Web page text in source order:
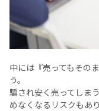
中には『売ってもその
う。
騙され安く売ってしま
めなくなるリスクもあり